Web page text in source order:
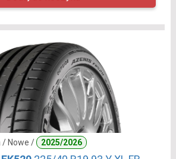
/ Nowe / 2025/2026